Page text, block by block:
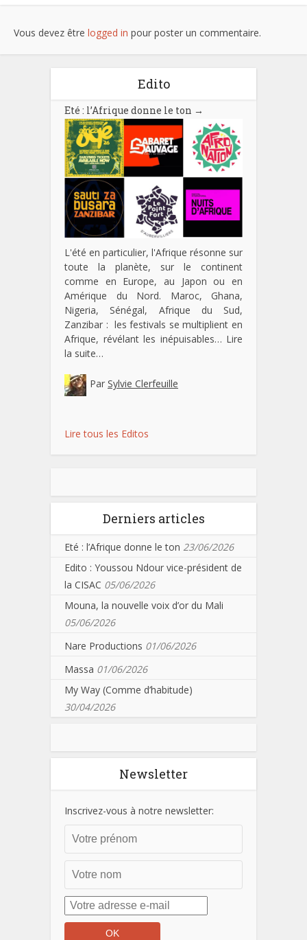
Vous devez être logged in pour poster un commentaire.
Edito
Eté : l’Afrique donne le ton →
L'été en particulier, l'Afrique résonne sur
toute la planète, sur le continent
comme en Europe, au Japon ou en
Amérique du Nord. Maroc, Ghana,
Nigeria, Sénégal, Afrique du Sud,
Zanzibar : les festivals se multiplient en
Afrique, révélant les inépuisables… Lire
la suite…
Par Sylvie Clerfeuille
Lire tous les Editos
Derniers articles
Eté : l’Afrique donne le ton 23/06/2026
Edito : Youssou Ndour vice-président de
la CISAC 05/06/2026
Mouna, la nouvelle voix d’or du Mali
05/06/2026
Nare Productions 01/06/2026
Massa 01/06/2026
My Way (Comme d’habitude)
30/04/2026
Newsletter
Inscrivez-vous à notre newsletter: